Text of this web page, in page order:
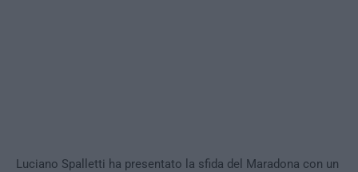
Luciano Spalletti ha presentato la sfida del Maradona con un